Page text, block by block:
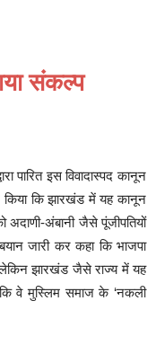
संकल्प
इस विवादास्पद कानून
किया कि झारखंड में यह कानून
अदाणी-अंबानी जैसे पूंजीपतियों
जारी कर कहा कि भाजपा
लेकिन झारखंड जैसे राज्य में यह
कि वे मुस्लिम समाज के ‘नकली